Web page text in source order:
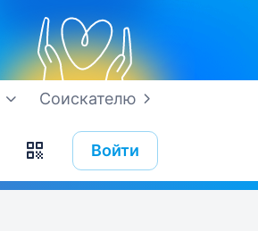
Соискателю
Войти